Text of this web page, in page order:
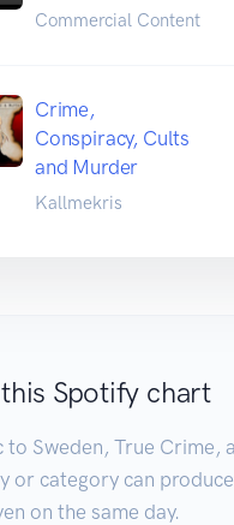
Commercial Content
Crime,
Conspiracy, Cults
and Murder
Kallmekris
Spotify chart
to Sweden, True Crime,
or category can
on the same day.